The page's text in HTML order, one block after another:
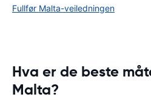
Fullfør Malta-veiledningen
Hva er de beste
Malta?